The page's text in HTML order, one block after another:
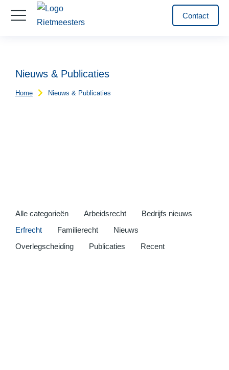
Contact
Nieuws & Publicaties
Je bent hier:
Home Nieuws & Publicaties
Alle categorieën Arbeidsrecht
Bedrijfs nieuws
Erfrecht
Familierecht
Nieuws
Overlegscheiding
Publicaties Recent